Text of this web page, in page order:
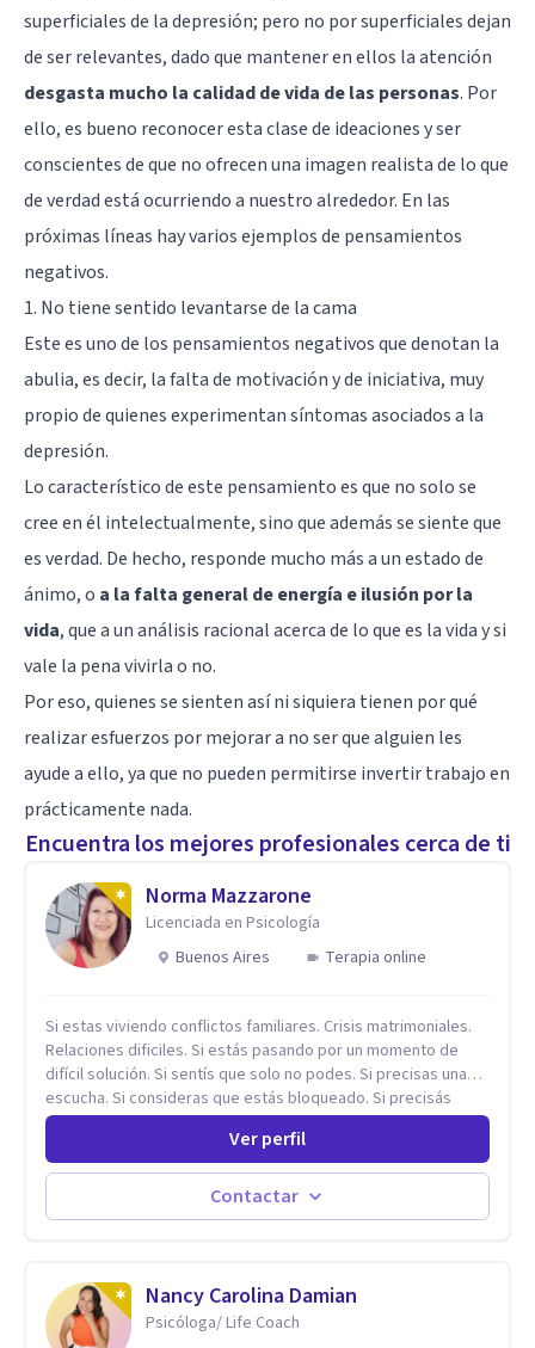
superficiales de la depresión; pero no por superficiales dejan
de ser relevantes, dado que mantener en ellos la atención
desgasta mucho la calidad de vida de las personas. Por
ello, es bueno reconocer esta clase de ideaciones y ser
conscientes de que no ofrecen una imagen realista de lo que
de verdad está ocurriendo a nuestro alrededor. En las
próximas líneas hay varios ejemplos de pensamientos
negativos.
1. No tiene sentido levantarse de la cama
Este es uno de los pensamientos negativos que denotan la
abulia, es decir, la falta de motivación y de iniciativa, muy
propio de quienes experimentan síntomas asociados a la
depresión.
Lo característico de este pensamiento es que no solo se
cree en él intelectualmente, sino que además se siente que
es verdad. De hecho, responde mucho más a un estado de
ánimo, o a la falta general de energía e ilusión por la
vida, que a un análisis racional acerca de lo que es la vida y si
vale la pena vivirla o no.
Por eso, quienes se sienten así ni siquiera tienen por qué
realizar esfuerzos por mejorar a no ser que alguien les
ayude a ello, ya que no pueden permitirse invertir trabajo en
prácticamente nada.
Encuentra los mejores profesionales cerca de ti
Norma Mazzarone
Licenciada en Psicología
Buenos Aires
Terapia online
Si estas viviendo conflictos familiares. Crisis matrimoniales.
Relaciones dificiles. Si estás pasando por un momento de
difícil solución. Si sentís que solo no podes. Si precisas una
escucha. Si consideras que estás bloqueado. Si precisás
comprensión. Si no logras definir proyectos, objetivos,
sueños, deseos. Si pensás que lo que te pasa no es tan
grave, pero podría ayudar. Si estás en adicciones y tu
intención es hacer algo con lo que te está pasando. No dudes
en comunicarte a fin de comenzar a resolver la situación que
Ver perfil
Contactar
Nancy Carolina Damian
Psicóloga/ Life Coach